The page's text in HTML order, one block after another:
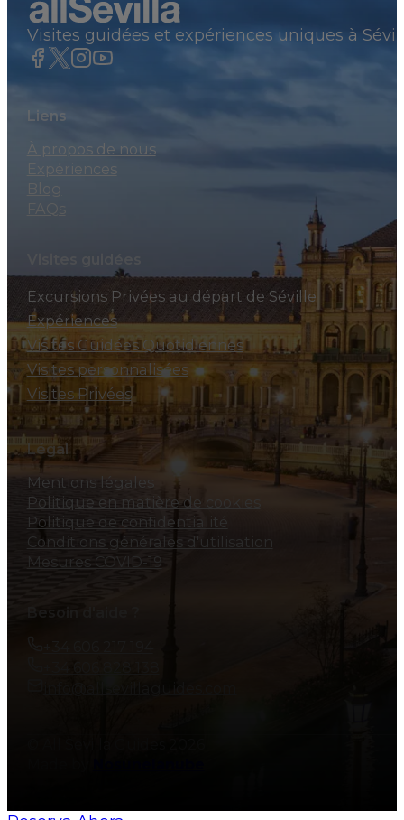
Visites guidées et expériences uniques à
Liens
À propos de nous
Expériences
Blog
FAQs
Excursions Privées au départ de Séville
Expériences
Visites Guidées Quotidiennes
Visites personnalisées
Visites Privées
Légal
Mentions légales
Politique en matière de cookies
Politique de confidentialité
Conditions générales d'utilisation
Mesures COVID-19